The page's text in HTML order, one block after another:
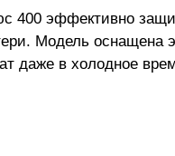
эффективно
Модель оснащена
даже в холодное